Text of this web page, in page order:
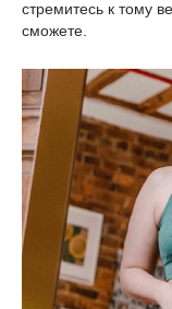
стремитесь к тому
сможете.